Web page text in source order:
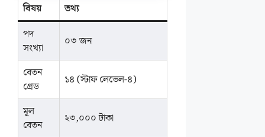
বিষয়
তথ্য
পদ
সংখ্যা
০৩ জন
বেতন
গ্রেড
১৪ (স্টাফ লেভেল-৪)
মূল
বেতন
২৩,০০০ টাকা